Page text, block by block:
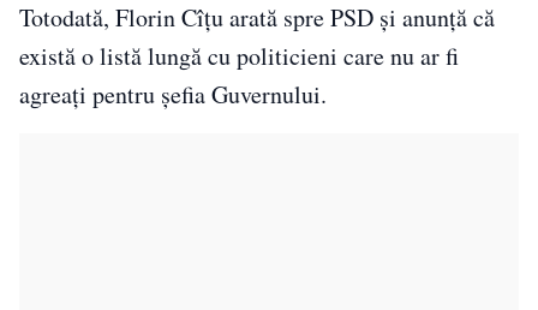
Totodată, Florin Cîțu arată spre PSD și anunță că
există o listă lungă cu politicieni care nu ar fi
agreați pentru șefia Guvernului.